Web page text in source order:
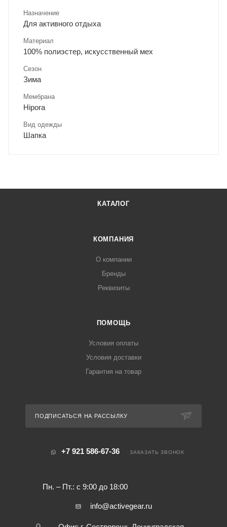
Назначение
Для активного отдыха
Материал
100% полиэстер, искусственный мех
Сезон
Зима
Мембрана
Hipora
Вид одежды
Шапка
КАТАЛОГ
КОМПАНИЯ
О компании
Бренды
Реквизиты
ПОМОЩЬ
Условия оплаты
Условия доставки
Гарантия на товар
ПОДПИСАТЬСЯ НА РАССЫЛКУ
+7 921 586-67-36
Пн. – Пт.: с 9:00 до 18:00
ЗАКАЗАТЬ ЗВОНОК
info@activegear.ru